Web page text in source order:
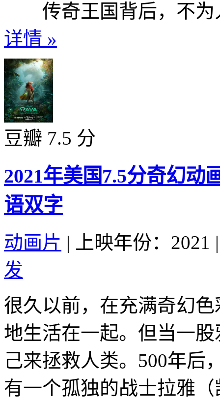
传奇王国背后，不为
详情 »
豆瓣 7.5 分
2021年美国7.5分奇幻动
语双字
动画片 | 上映年份：2021 |
发
很久以前，在充满奇幻
地生活在一起。但当一
己来拯救人类。500年后
有一个孤独的战士拉雅